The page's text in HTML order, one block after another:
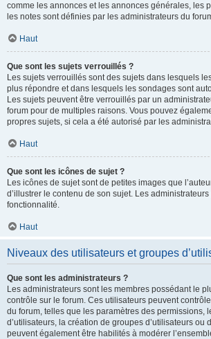
comme les annonces et les annonces générales, les
les notes sont définies par les administrateurs du
Haut
Que sont les sujets verrouillés ?
Les sujets verrouillés sont des sujets dans lesquels
plus répondre et dans lesquels les sondages sont
Les sujets peuvent être verrouillés par un
forum pour de multiples raisons. Vous pouvez
propres sujets, si cela a été autorisé par les
Haut
Que sont les icônes de sujet ?
Les icônes de sujet sont de petites images que
d’illustrer le contenu de son sujet. Les
fonctionnalité.
Haut
Niveaux des utilisateurs et groupes
Que sont les administrateurs ?
Les administrateurs sont les membres possédant le
contrôle sur le forum. Ces utilisateurs peuvent
du forum, telles que les paramètres des permissions,
d’utilisateurs, la création de groupes d’utilisateurs ou
peuvent également être habilités à modérer